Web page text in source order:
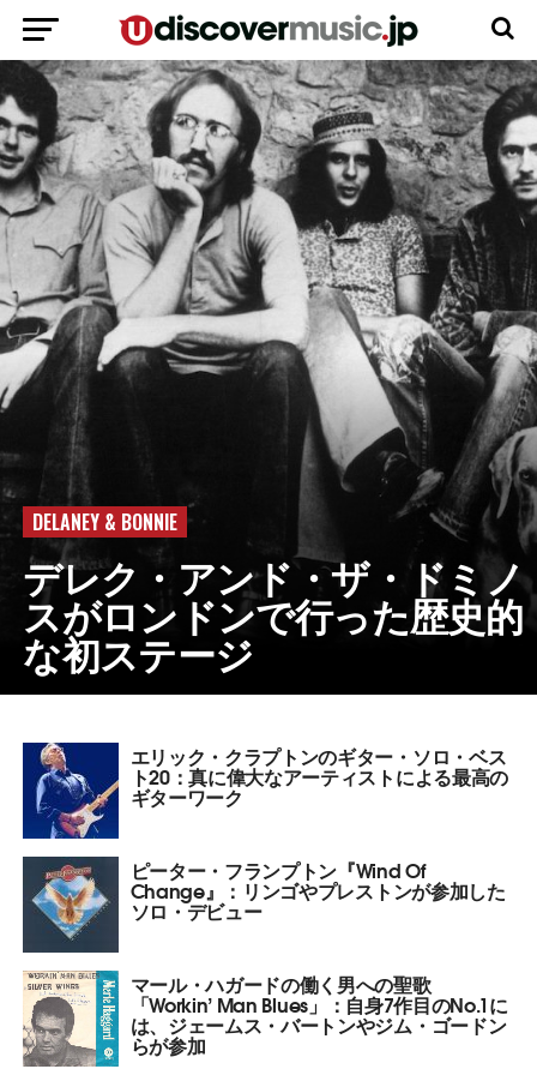
DELANEY & BONNIE
デレク・アンド・ザ・ドミノ
スがロンドンで行った歴史的
な初ステージ
エリック・クラプトンのギター・ソロ・ベス
ト20：真に偉大なアーティストによる最高の
ギターワーク
ピーター・フランプトン『Wind Of
Change』：リンゴやプレストンが参加した
ソロ・デビュー
マール・ハガードの働く男への聖歌
「Workin’ Man Blues」：自身7作目のNo.1に
は、ジェームス・バートンやジム・ゴードン
らが参加